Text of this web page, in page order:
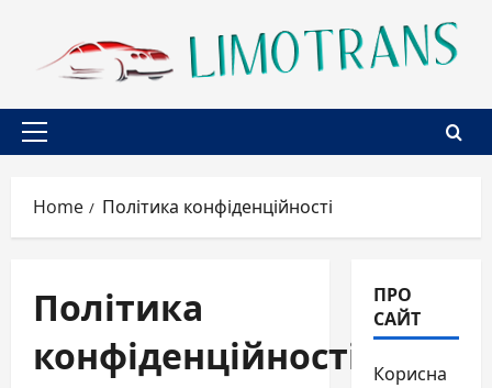
content
Primary
Home Політика конфіденційності
Політика
конфіденційності
ПРО
САЙТ
Корисна